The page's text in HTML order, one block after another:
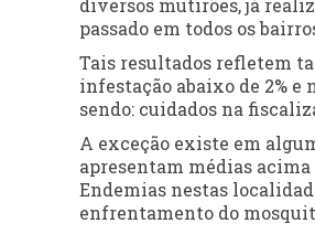
diversos mutirões, já
passado em todos os
Tais resultados refletem
infestação abaixo de 2%
sendo: cuidados na
A exceção existe em
apresentam médias acima
Endemias nestas
enfrentamento do